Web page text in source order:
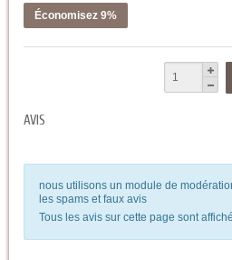
Économisez 9%
AVIS
nous utilisons un module de
les spams et faux avis
Tous les avis sur cette page sont